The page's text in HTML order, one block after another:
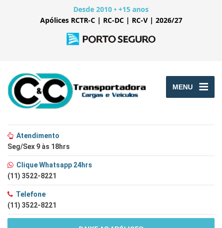
Desde 2010 • +15 anos
Apólices RCTR-C | RC-DC | RC-V | 2026/27
MENU
Atendimento
Seg/Sex 9 às 18hrs
Clique Whatsapp 24hrs
(11) 3522-8221
Telefone
(11) 3522-8221